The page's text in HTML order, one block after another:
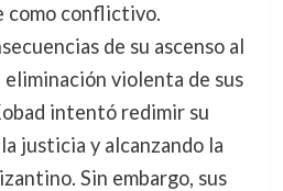
como conflictivo.
de su ascenso al
violenta de sus
intentó redimir su
justicia y alcanzando la
Sin embargo, sus